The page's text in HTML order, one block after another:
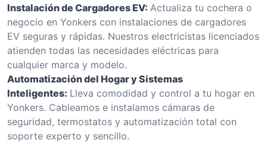
Instalación de Cargadores EV: Actualiza tu cochera o
negocio en Yonkers con instalaciones de cargadores
EV seguras y rápidas. Nuestros electricistas licenciados
atienden todas las necesidades eléctricas para
cualquier marca y modelo.
Automatización del Hogar y Sistemas
Inteligentes: Lleva comodidad y control a tu hogar en
Yonkers. Cableamos e instalamos cámaras de
seguridad, termostatos y automatización total con
soporte experto y sencillo.